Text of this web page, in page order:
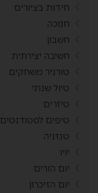
חידות בציורים
חנוכה
חשבון
חשיבה יצירתית
טורניר משחקים
טיול שנתי
טיזרים
טיפים לסטודנטים
טנזניה
יויו
יום הורים
יום הזיכרון